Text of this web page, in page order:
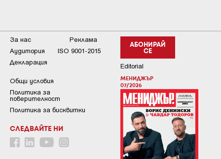
АБОНИРАЙ
СЕ
Editorial
МЕНИДЖЪР
07/2026
За нас
Реклама
Аудитория
ISO 9001-2015
Декларация
Общи условия
Пoлитикa зa
пoвepитeлнocт
Политика за бисквитки
СЛЕДВАЙТЕ НИ